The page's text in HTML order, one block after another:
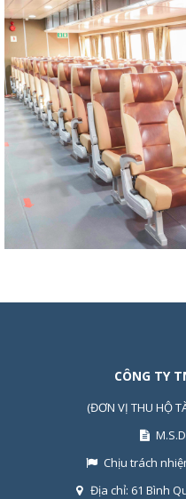
CÔNG TY
(ĐƠN VỊ THU HỘ
Chịu trách
Địa chỉ: 61 Bình